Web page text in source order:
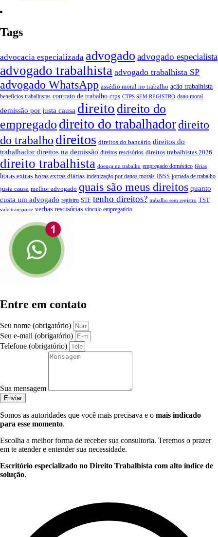
Tags
advocacia especializada advogado advogado especialista
advogado trabalhista advogado trabalhista SP
advogado WhatsApp assédio moral no trabalho ação trabalhista
benefícios trabalhistas contrato de trabalho ctps CTPS SEM REGISTRO dano moral
demissão por justa causa direito direito do
empregado direito do trabalhadordireito
do trabalho direitos direitos do bancário direitos do
trabalhador direitos na demissão direitos rescisórios direitos trabalhistas 2026
direito trabalhista doença no trabalho empregado doméstico férias
horas extras horas extras diárias indenização por danos morais INSS jornada de trabalho
justa causa melhor advogado quais são meus direitos quanto
custa um advogado registro STF tenho direitos? trabalho sem registro TST
vale transporte verbas rescisórias vínculo empregatício
Entre em contato
Seu nome (obrigatório)
Seu e-mail (obrigatório)
Telefone (obrigatório)
Sua mensagem
Enviar
Somos as autoridades que você mais precisava e o mais indicado
para esse momento.
Escolha a melhor forma de receber sua consultoria. Teremos o prazer
em te atender e entender sua necessidade.
Escritório especializado no Direito Trabalhista com alto índice de
solução.